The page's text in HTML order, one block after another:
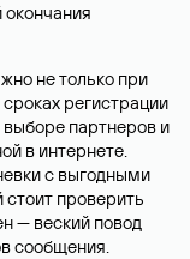
не только при
регистрации
партнеров и
в интернете.
с выгодными
проверить
— веский повод
сообщения.